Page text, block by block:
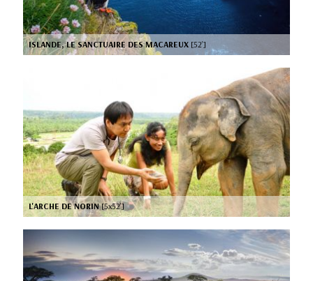
ISLANDE, LE SANCTUAIRE DES MACAREUX [52’]
L'ARCHE DE NORIN[5x52’]